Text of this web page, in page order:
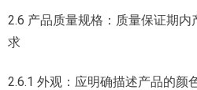
2.6 产品质量规格：质量保证期
求
2.6.1 外观：应明确描述产品的颜